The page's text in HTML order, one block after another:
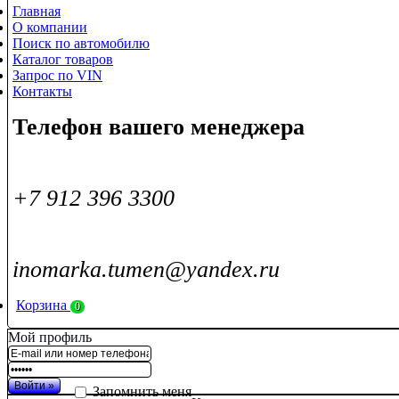
Главная
О компании
Поиск по автомобилю
Каталог товаров
Запрос по VIN
Контакты
Телефон вашего менеджера
+7 912 396 3300
inomarka.tumen@yandex.ru
Корзина 0
Мой профиль
Запомнить меня